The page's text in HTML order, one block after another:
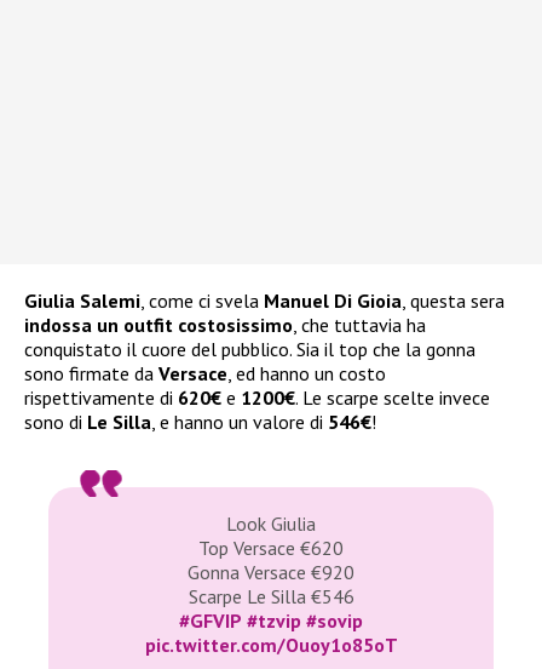
Giulia Salemi, come ci svela Manuel Di Gioia, questa sera
indossa un outfit costosissimo, che tuttavia ha
conquistato il cuore del pubblico. Sia il top che la gonna
sono firmate da Versace, ed hanno un costo
rispettivamente di 620€ e 1200€. Le scarpe scelte invece
sono di Le Silla, e hanno un valore di 546€!
Look Giulia
Top Versace €620
Gonna Versace €920
Scarpe Le Silla €546
#GFVIP #tzvip #sovip
pic.twitter.com/Ouoy1o85oT